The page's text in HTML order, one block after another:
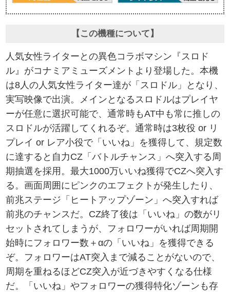
【この機種について】
人気女性ライターとの異色コラボマシン『スロド
ル』がコナミアミューズメントより登場した。本機
は8人の人気女性ライター達が「スロドル」となり、
実写映像で出演。メインとなるスロドルはプレイヤ
ーが任意に選択可能で、通常時もAT中も常に推しの
スロドルが活躍してくれるぞ。通常時は3枚役 or リ
プレイ or レア小役で「いいね」を獲得して、規定数
に達すると自力CZ「バトルチャンス」へ突入する周
期抽選を採用。最大1000万いいね獲得でCZへ突入す
る。画面周囲にピンクのエフェクトが発生したり、
前兆ステージ「ヒートアップゾーン」へ突入すれば
前兆のチャンスだ。CZ終了後は「いいね」の数がリ
セットされてしまうが、フォロワーがいれば周期開
始時にフォロワー数＋αの「いいね」を獲得できる
ぞ。フォロワーはAT突入まで減ることがないので、
周期を重ねるほどCZ突入が近づきやすくなる仕様
だ。「いいね」やフォロワーの獲得特化ゾーンも存